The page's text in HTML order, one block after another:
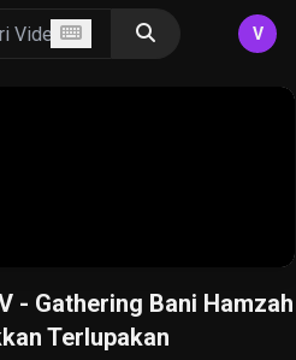
V
- Gathering Bani Hamzah
Terlupakan